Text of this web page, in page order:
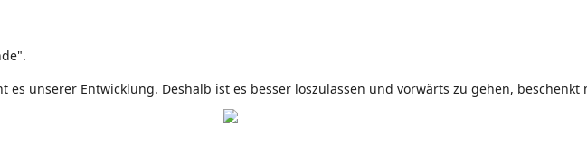
es unserer Entwicklung. Deshalb ist es besser loszulassen und vorwärts zu gehen,